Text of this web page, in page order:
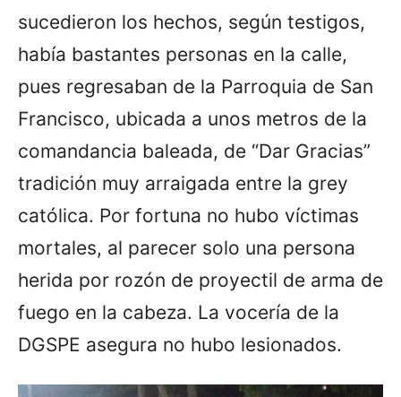
sucedieron los hechos, según testigos,
había bastantes personas en la calle,
pues regresaban de la Parroquia de San
Francisco, ubicada a unos metros de la
comandancia baleada, de “Dar Gracias”
tradición muy arraigada entre la grey
católica. Por fortuna no hubo víctimas
mortales, al parecer solo una persona
herida por rozón de proyectil de arma de
fuego en la cabeza. La vocería de la
DGSPE asegura no hubo lesionados.